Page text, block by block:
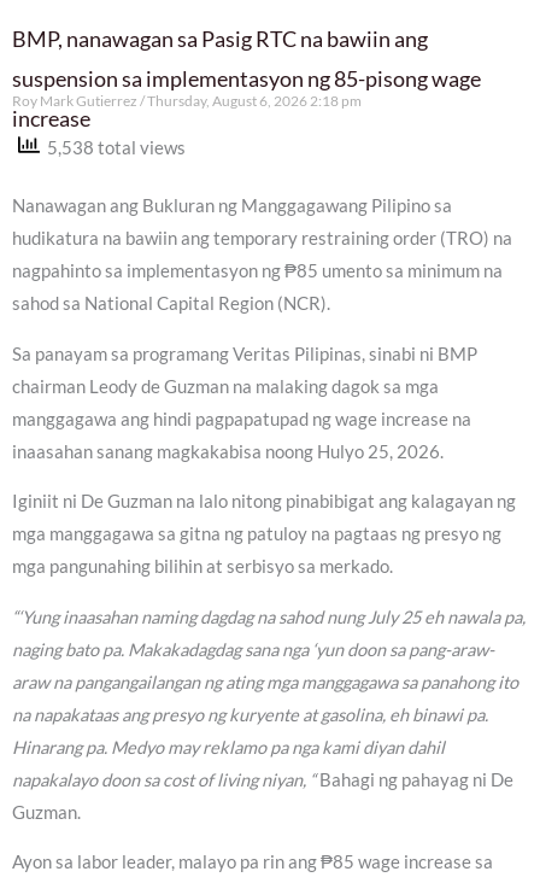
BMP, nanawagan sa Pasig RTC na bawiin ang
suspension sa implementasyon ng 85-pisong wage
increase
Roy Mark Gutierrez Thursday, August 6, 2026 2:18 pm
5,538 total views
Nanawagan ang Bukluran ng Manggagawang Pilipino sa
hudikatura na bawiin ang temporary restraining order (TRO) na
nagpahinto sa implementasyon ng ₱85 umento sa minimum na
sahod sa National Capital Region (NCR).
Sa panayam sa programang Veritas Pilipinas, sinabi ni BMP
chairman Leody de Guzman na malaking dagok sa mga
manggagawa ang hindi pagpapatupad ng wage increase na
inaasahan sanang magkakabisa noong Hulyo 25, 2026.
Iginiit ni De Guzman na lalo nitong pinabibigat ang kalagayan ng
mga manggagawa sa gitna ng patuloy na pagtaas ng presyo ng
mga pangunahing bilihin at serbisyo sa merkado.
“‘Yung inaasahan naming dagdag na sahod nung July 25 eh nawala pa,
naging bato pa. Makakadagdag sana nga ‘yun doon sa pang-araw-
araw na pangangailangan ng ating mga manggagawa sa panahong ito
na napakataas ang presyo ng kuryente at gasolina, eh binawi pa.
Hinarang pa. Medyo may reklamo pa nga kami diyan dahil
napakalayo doon sa cost of living niyan, “Bahagi ng pahayag ni De
Guzman.
Ayon sa labor leader, malayo pa rin ang ₱85 wage increase sa